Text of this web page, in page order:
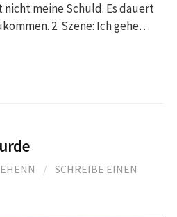
nicht meine Schuld. Es dauert
2. Szene: Ich gehe…
/ SCHREIBE EINEN